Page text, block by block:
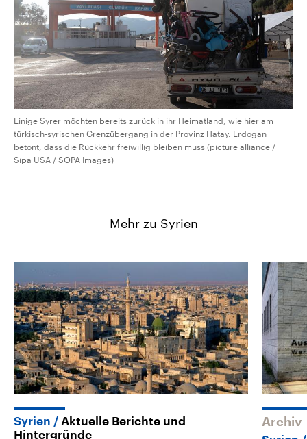
Einige Syrer möchten bereits zurück in ihr Heimatland, wie hier am
türkisch-syrischen Grenzübergang in der Provinz Hatay. Erdogan
betont, dass die Rückkehr freiwillig bleiben muss (picture alliance /
Sipa USA / SOPA Images)
Mehr zu Syrien
Syrien
Aktuelle Berichte und
Hintergründe
Archiv